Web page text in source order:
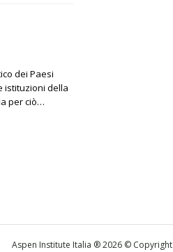
dei Paesi
istituzioni della
per ciò…
Aspen Institute Italia ® 2026 © Copyright